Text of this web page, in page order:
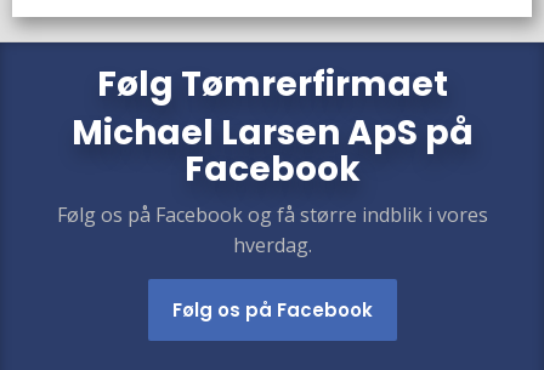
​​Følg Tømrerfirmaet
Michael Larsen ApS på
Facebook
Følg os på Facebook og få større indblik i vores
hverdag.​
Følg os på Facebook​